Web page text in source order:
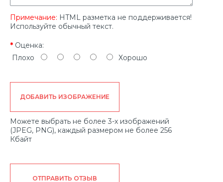
Примечание: HTML разметка не поддерживается!
Используйте обычный текст.
Оценка:
Плохо
Хорошо
ДОБАВИТЬ ИЗОБРАЖЕНИЕ
Можете выбрать не более 3-х изображений
(JPEG, PNG), каждый размером не более 256
Кбайт
ОТПРАВИТЬ ОТЗЫВ